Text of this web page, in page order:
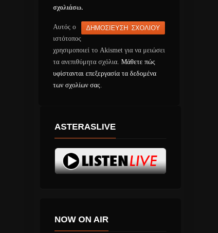
σχολιάσω.
Αυτός ο
ιστότοπος
χρησιμοποιεί το Akismet για να μειώσει
τα ανεπιθύμητα σχόλια. Μάθετε πώς
υφίστανται επεξεργασία τα δεδομένα
των σχολίων σας.
ASTERASLIVE
NOW ON AIR